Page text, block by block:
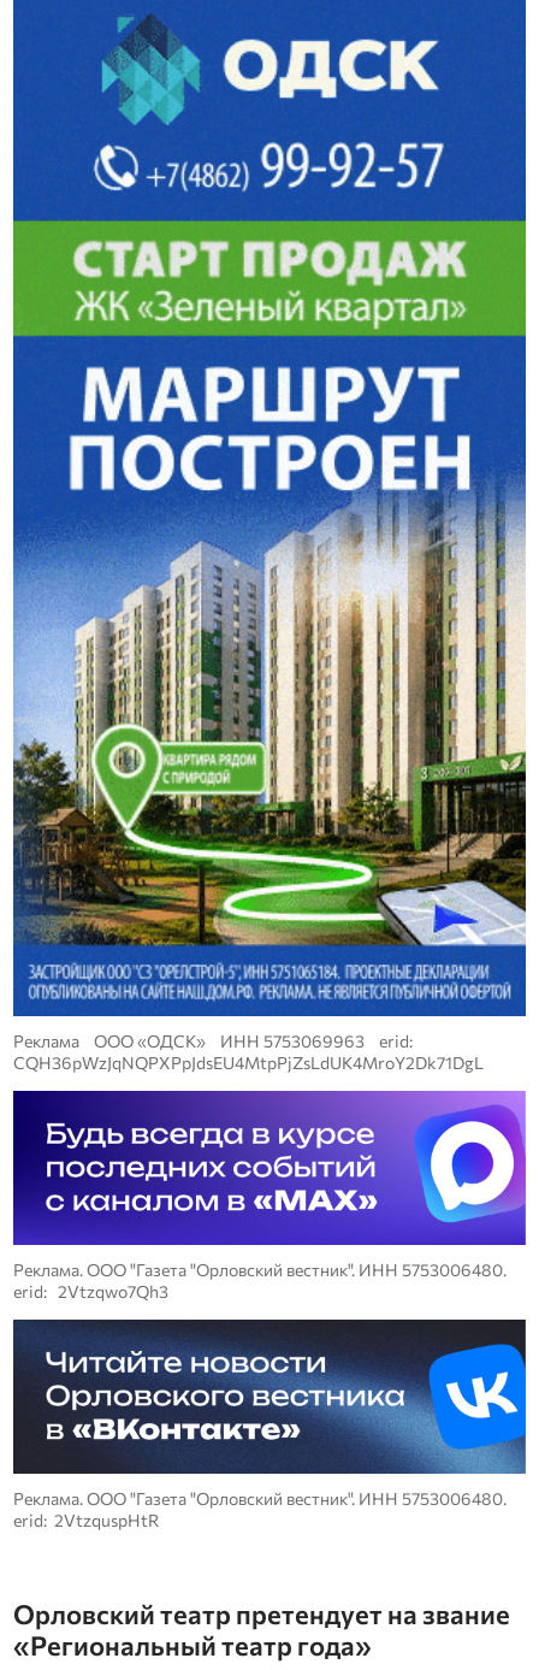
Реклама ООО «ОДСК» ИНН 5753069963 erid:
CQH36pWzJqNQPXPpJdsEU4MtpPjZsLdUK4MroY2Dk71DgL
Реклама. ООО "Газета "Орловский вестник". ИНН 5753006480.
erid: 2Vtzqwo7Qh3
Реклама. ООО "Газета "Орловский вестник". ИНН 5753006480.
erid: 2VtzquspHtR
Орловский театр претендует на звание
«Региональный театр года»